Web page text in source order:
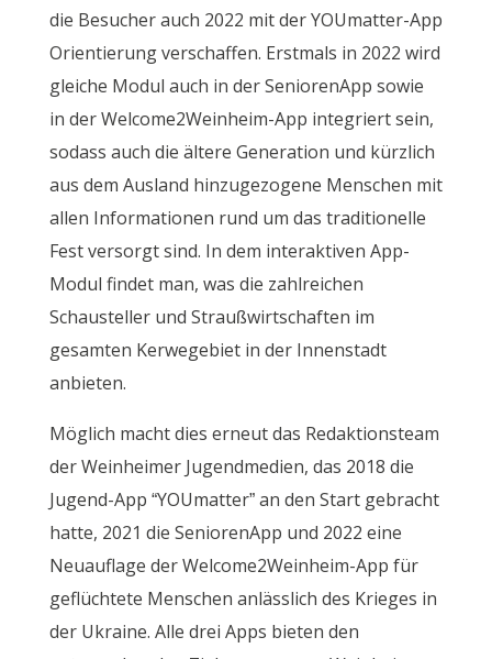
die Besucher auch 2022 mit der YOUmatter-App
Orientierung verschaffen. Erstmals in 2022 wird
gleiche Modul auch in der SeniorenApp sowie
in der Welcome2Weinheim-App integriert sein,
sodass auch die ältere Generation und kürzlich
aus dem Ausland hinzugezogene Menschen mit
allen Informationen rund um das traditionelle
Fest versorgt sind. In dem interaktiven App-
Modul findet man, was die zahlreichen
Schausteller und Straußwirtschaften im
gesamten Kerwegebiet in der Innenstadt
anbieten.
Möglich macht dies erneut das Redaktionsteam
der Weinheimer Jugendmedien, das 2018 die
Jugend-App “YOUmatter” an den Start gebracht
hatte, 2021 die SeniorenApp und 2022 eine
Neuauflage der Welcome2Weinheim-App für
geflüchtete Menschen anlässlich des Krieges in
der Ukraine. Alle drei Apps bieten den